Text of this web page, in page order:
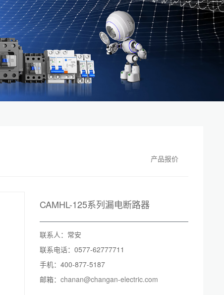
产品报价
CAMHL-125系列漏电断路器
联系人：常安
联系电话：0577-62777711
手机：400-877-5187
邮箱： chanan@changan-electric.com